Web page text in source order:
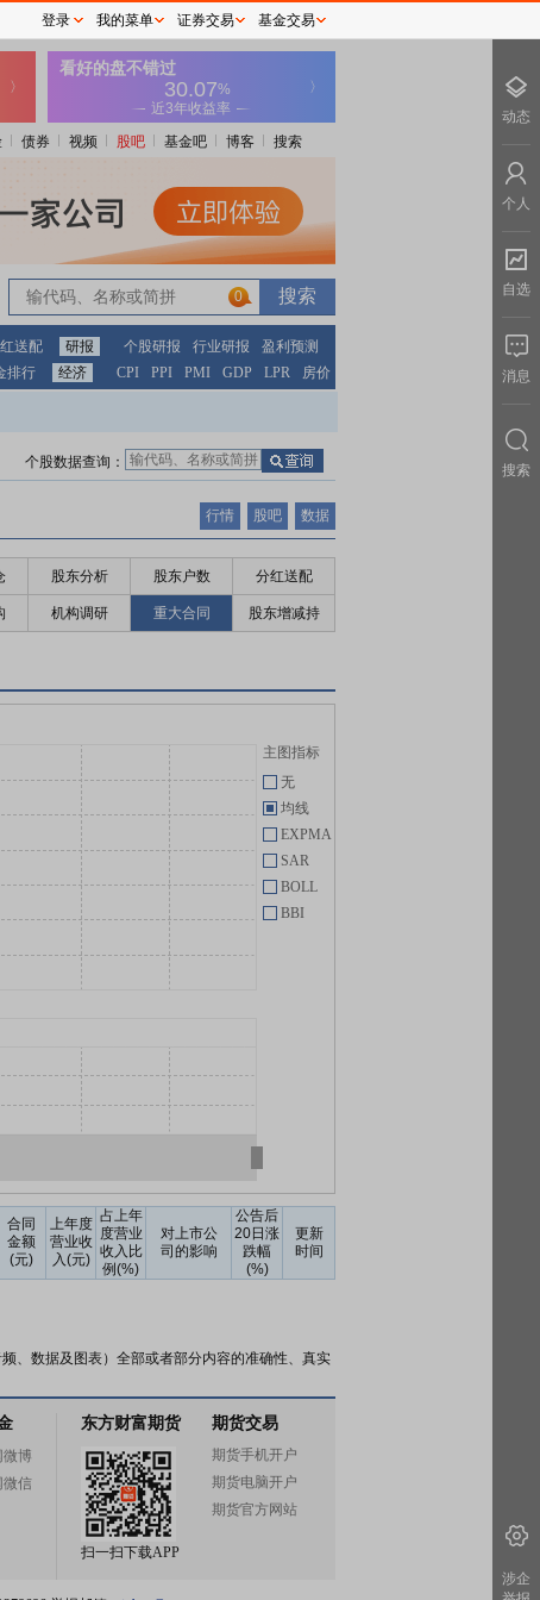
债券 视频 股吧 基金吧 博客 搜索
0
送配 研报 个股研报 行业研报
盈利预测
排行 经济 CPI PPI PMI GDP LPR 房价
个股数据查询：
行情 股吧 数据
股东分析 股东户数 分红送配
机构调研 重大合同 股东增减持
主图指标
无
均线
EXPMA
SAR
BOLL
BBI
合同
金额
(元)
上年度
营业收
入(元)
占上年
度营业
收入比
例(%)
对上市公
司的影响
公告后
20日涨
跌幅
(%)
更新
时间
、数据及图表）全部或者部分内容的准确性、真实
微博
微信
东方财富期货
扫一扫下载APP
期货交易
期货手机开户
期货电脑开户
期货官方网站
登录 我的菜单 证券交易 基金交易
动态
个人
自选
消息
搜索
涉企